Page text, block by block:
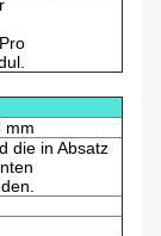
mm
die in Absatz